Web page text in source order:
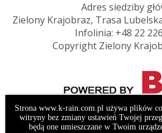
Adres siedziby
Zielony Krajobraz, Trasa
Infolinia: +48 22
Copyright Zielony
Strona www.k-rain.com.pl używa plików
witryny bez zmiany ustawień Twojej
będą one umieszczane w Twoim